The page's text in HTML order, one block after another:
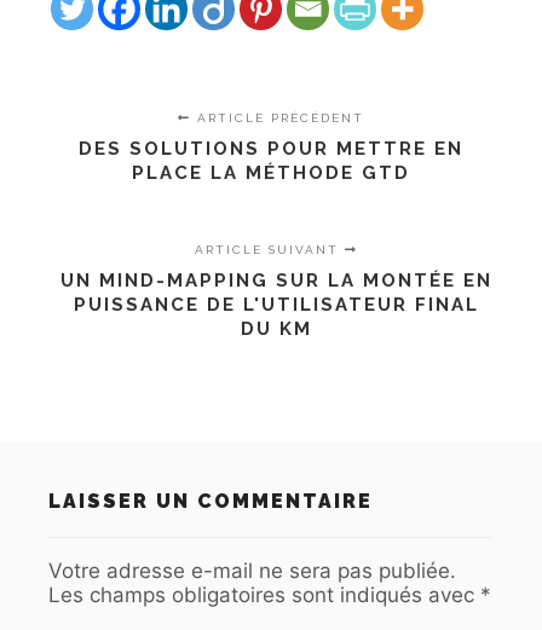
ARTICLE PRÉCÉDENT
DES SOLUTIONS POUR METTRE EN
PLACE LA MÉTHODE GTD
ARTICLE SUIVANT
UN MIND-MAPPING SUR LA MONTÉE EN
PUISSANCE DE L'UTILISATEUR FINAL
DU KM
LAISSER UN COMMENTAIRE
Votre adresse e-mail ne sera pas publiée.
Les champs obligatoires sont indiqués avec *